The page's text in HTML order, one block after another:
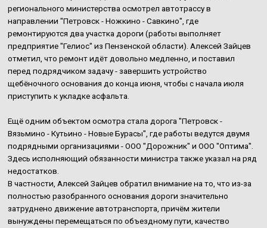
регионального министерства осмотрел автотрассу в
направлении "Петровск - Ножкино - Савкино", где
ремонтируются два участка дороги (работы выполняет
предприятие "Гелиос" из Пензенской области). Алексей Зайцев
отметил, что ремонт идёт довольно медленно, и поставил
перед подрядчиком задачу - завершить устройство
щебёночного основания до конца июня, чтобы с начала июля
приступить к укладке асфальта.
Ещё одним объектом осмотра стала дорога "Петровск -
Вязьмино - Кутьино - Новые Бурасы", где работы ведутся двумя
подрядными организациями - ООО "Дорожник" и ООО "Оптима".
Здесь исполняющий обязанности министра также указал на ряд
недостатков.
В частности, Алексей Зайцев обратил внимание на то, что из-за
полностью разобранного основания дороги значительно
затруднено движение автотранспорта, причём жители
вынуждены перемещаться по объездному пути, качество